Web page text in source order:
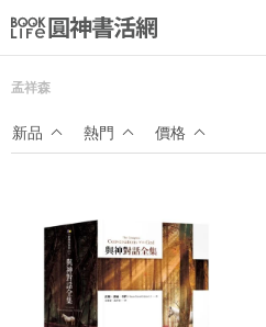
Netflix話題章魚小說！
孟祥森
新品 熱門 價格